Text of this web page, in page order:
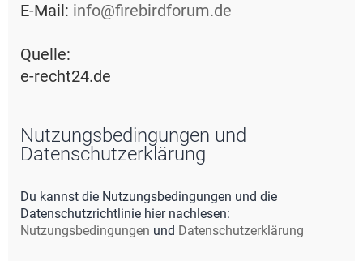
E-Mail: info@firebirdforum.de
Quelle:
e-recht24.de
Nutzungsbedingungen und
Datenschutzerklärung
Du kannst die Nutzungsbedingungen und die
Datenschutzrichtlinie hier nachlesen:
Nutzungsbedingungen und Datenschutzerklärung